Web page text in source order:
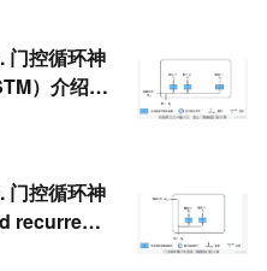
门控循环神
）介绍、
测
门控循环神
recurrent
GRU并